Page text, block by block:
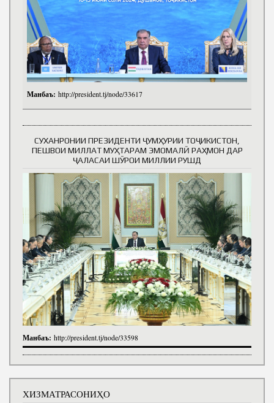
Манбаъ: http://president.tj/node/33617
СУХАНРОНИИ ПРЕЗИДЕНТИ ҶУМҲУРИИ ТОҶИКИСТОН,
ПЕШВОИ МИЛЛАТ МУҲТАРАМ ЭМОМАЛӢ РАҲМОН ДАР
ҶАЛАСАИ ШӮРОИ МИЛЛИИ РУШД
Манбаъ: http://president.tj/node/33598
ХИЗМАТРАСОНИҲО